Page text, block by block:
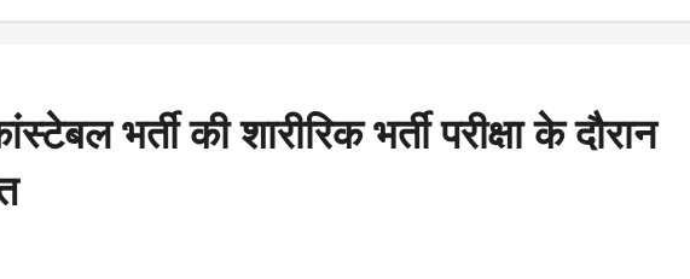
भर्ती की शारीरिक भर्ती परीक्षा के दौरान